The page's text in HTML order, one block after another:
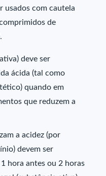
usados com cautela
de
deve ser
ácida (tal como
quando em
que reduzem a
a acidez (por
devem ser
hora antes ou 2 horas